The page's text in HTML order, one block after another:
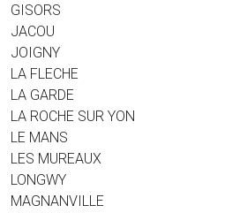
GISORS
JACOU
JOIGNY
LA FLECHE
LA GARDE
LA ROCHE SUR YON
LE MANS
LES MUREAUX
LONGWY
MAGNANVILLE